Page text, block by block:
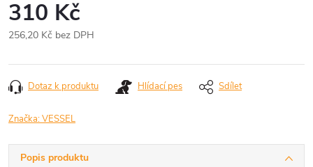
310 Kč
256,20 Kč bez DPH
cena:
Dotaz k produktu Hlídací pes Sdílet
Značka:VESSEL
Popis produktu